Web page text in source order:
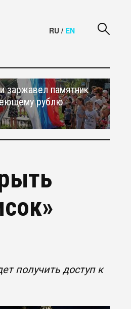
RU / EN
заржавел памятник
рублю
получить доступ к